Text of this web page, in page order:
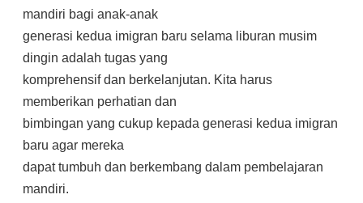
mandiri bagi anak-anak
generasi kedua imigran baru selama liburan musim
dingin adalah tugas yang
komprehensif dan berkelanjutan. Kita harus
memberikan perhatian dan
bimbingan yang cukup kepada generasi kedua imigran
baru agar mereka
dapat tumbuh dan berkembang dalam pembelajaran
mandiri.